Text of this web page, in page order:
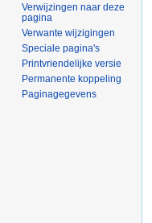
Verwijzingen naar deze
pagina
Verwante wijzigingen
Speciale pagina's
Printvriendelijke versie
Permanente koppeling
Paginagegevens